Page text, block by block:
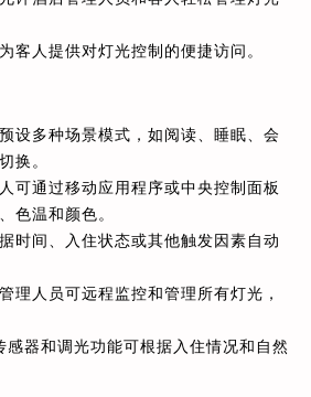
客人提供对灯光控制的便捷访问。
设多种场景模式，如阅读、睡眠、会
换。
可通过移动应用程序或中央控制面板
色温和颜色。
时间、入住状态或其他触发因素自动
理人员可远程监控和管理所有灯光，
感器和调光功能可根据入住情况和自然